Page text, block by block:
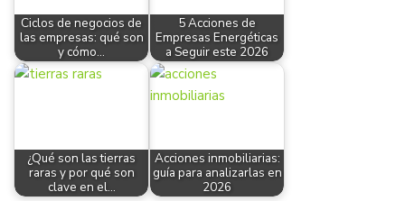
Ciclos de negocios de
las empresas: qué son
y cómo…
5 Acciones de
Empresas Energéticas
a Seguir este 2026
¿Qué son las tierras
raras y por qué son
clave en el…
Acciones inmobiliarias:
guía para analizarlas en
2026